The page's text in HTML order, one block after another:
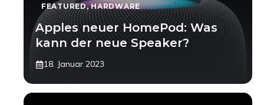
FEATURED,HARDWARE
Apples neuer HomePod: Was
kann der neue Speaker?
18. Januar 2023